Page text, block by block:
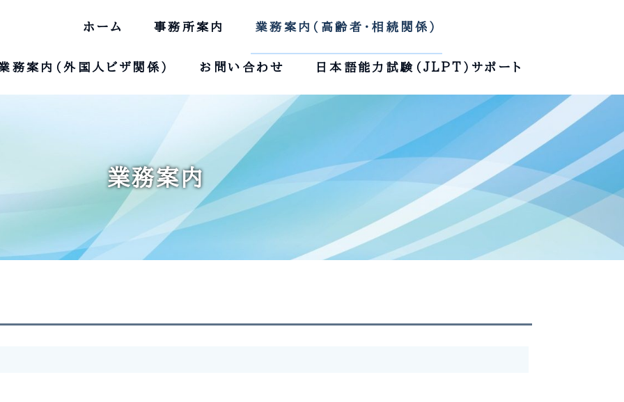
ホーム 事務所案内 業務案内（高齢者・相続関係）
務案内（外国人ビザ関係） お問い合わせ 日本語能力試験（JLPT）サポート
業務案内